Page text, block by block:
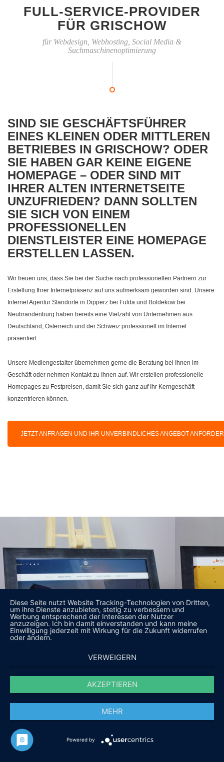
FULL-SERVICE-PROVIDER
FÜR GRISCHOW
für Webdesign, Webhosting, Social Media &
Suchmaschinenoptimierung
SIND SIE GESCHÄFTSFÜHRER
EINES KLEINEN ODER MITTLEREN
BETRIEBES IN GRISCHOW? ODER
SIE HABEN GAR KEINE EIGENE
HOMEPAGE – ODER SIND MIT
IHRER ALTEN INTERNETSEITE
UNZUFRIEDEN? DANN SOLLTEN
SIE SICH VON EINEM
PROFESSIONELLEN
DIENSTLEISTER EINE HOMEPAGE
ERSTELLEN LASSEN.
Wir freuen uns, dass Sie bei der Suche nach professionellen Partnern zur
Erstellung Ihrer Internetpräsenz auf uns aufmerksam geworden sind. Unsere
Internet Agentur Standorte in Dipperz bei Fulda und Boldekow bei
Neubrandenburg haben bereits eine Vielzahl von Unternehmen aus
Deutschland, Österreich und der Schweiz professionell im Internet
präsentiert.
Unsere Mediengestalter übernehmen gerne die Beratung bei Ihnen im
Geschäft oder nehmen Kontakt zu Ihnen auf. Wir erstellen professionelle
Homepages zu Festpreisen, damit Sie sich ganz auf Ihr Kerngeschäft
konzentrieren können.
JETZT ANFRAGEN UND IHR UNVERBINDLICHES ANGEBOT
Diese Seite nutzt Website Tracking-Technologien von Dritten,
um ihre Dienste anzubieten, stetig zu verbessern und
Werbung entsprechend der Interessen der Nutzer
anzuzeigen. Ich bin damit einverstanden und kann meine
Einwilligung jederzeit mit Wirkung für die Zukunft widerrufen
oder ändern.
VERWEIGERN
AKZEPTIEREN
MEHR
Powered by